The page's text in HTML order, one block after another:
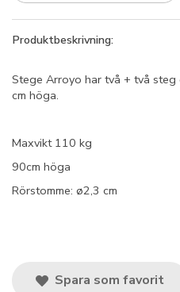
Produktbeskrivning:
Stege Arroyo har två + två
cm höga.
Maxvikt 110 kg
90cm höga
Rörstomme: ø2,3 cm
Spara som favorit